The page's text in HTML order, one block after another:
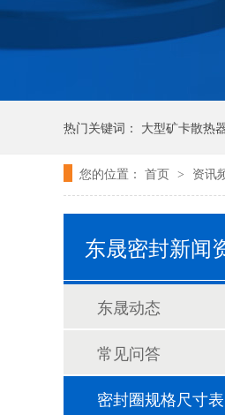
热门关键词： 大型矿卡散热
唇形密封圈 泛塞密封圈
您的位置： 首页 > 资讯
东晟密封新闻
东晟动态
常见问答
密封圈规格尺寸表
泛